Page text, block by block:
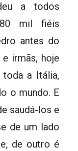
a todos
mil fiéis
antes do
irmãs, hoje
a Itália,
o mundo. E
saudá-los e
de um lado
de outro é